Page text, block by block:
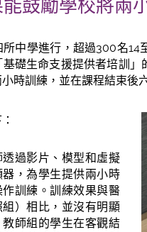
鼓勵學校將兩
中學進行，超過300名14
礎生命支援提供者培訓
時訓練，並在課程結束後
過影片、模型和虛擬
，為學生提供兩小時
訓練。訓練效果與醫
）相比，並沒有明顯
師組的學生在客觀結